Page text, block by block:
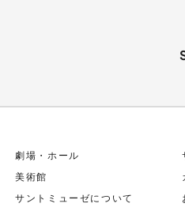
劇場・ホール
美術館
サントミューゼについて